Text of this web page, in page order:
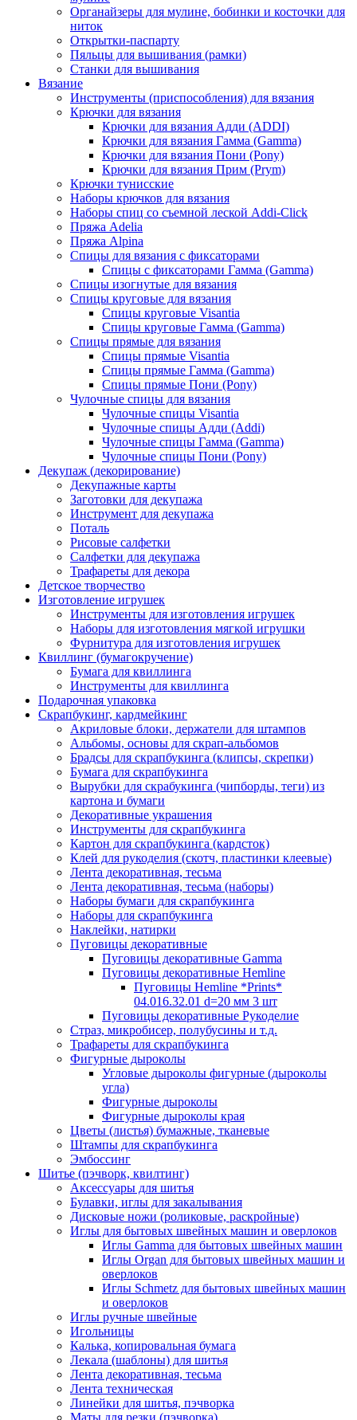
Органайзеры для мулине, бобинки и косточки для
ниток
Открытки-паспарту
Пяльцы для вышивания (рамки)
Станки для вышивания
Вязание
Инструменты (приспособления) для вязания
Крючки для вязания
Крючки для вязания Адди (ADDI)
Крючки для вязания Гамма (Gamma)
Крючки для вязания Пони (Pony)
Крючки для вязания Прим (Prym)
Крючки тунисские
Наборы крючков для вязания
Наборы спиц со съемной леской Addi-Click
Пряжа Adelia
Пряжа Alpina
Спицы для вязания с фиксаторами
Спицы с фиксаторами Гамма (Gamma)
Спицы изогнутые для вязания
Спицы круговые для вязания
Спицы круговые Visantia
Спицы круговые Гамма (Gamma)
Спицы прямые для вязания
Спицы прямые Visantia
Спицы прямые Гамма (Gamma)
Спицы прямые Пони (Pony)
Чулочные спицы для вязания
Чулочные спицы Visantia
Чулочные спицы Адди (Addi)
Чулочные спицы Гамма (Gamma)
Чулочные спицы Пони (Pony)
Декупаж (декорирование)
Декупажные карты
Заготовки для декупажа
Инструмент для декупажа
Поталь
Рисовые салфетки
Салфетки для декупажа
Трафареты для декора
Детское творчество
Изготовление игрушек
Инструменты для изготовления игрушек
Наборы для изготовления мягкой игрушки
Фурнитура для изготовления игрушек
Квиллинг (бумагокручение)
Бумага для квиллинга
Инструменты для квиллинга
Подарочная упаковка
Скрапбукинг, кардмейкинг
Акриловые блоки, держатели для штампов
Альбомы, основы для скрап-альбомов
Брадсы для скрапбукинга (клипсы, скрепки)
Бумага для скрапбукинга
Вырубки для скрабукинга (чипборды, теги) из
картона и бумаги
Декоративные украшения
Инструменты для скрапбукинга
Картон для скрапбукинга (кардсток)
Клей для рукоделия (скотч, пластинки клеевые)
Лента декоративная, тесьма
Лента декоративная, тесьма (наборы)
Наборы бумаги для скрапбукинга
Наборы для скрапбукинга
Наклейки, натирки
Пуговицы декоративные
Пуговицы декоративные Gamma
Пуговицы декоративные Hemline
Пуговицы Hemline *Prints*
04.016.32.01 d=20 мм 3 шт
Пуговицы декоративные Рукоделие
Страз, микробисер, полубусины и т.д.
Трафареты для скрапбукинга
Фигурные дыроколы
Угловые дыроколы фигурные (дыроколы
угла)
Фигурные дыроколы
Фигурные дыроколы края
Цветы (листья) бумажные, тканевые
Штампы для скрапбукинга
Эмбоссинг
Шитье (пэчворк, квилтинг)
Аксессуары для шитья
Булавки, иглы для закалывания
Дисковые ножи (роликовые, раскройные)
Иглы для бытовых швейных машин и оверлоков
Иглы Gamma для бытовых швейных машин
Иглы Organ для бытовых швейных машин и
оверлоков
Иглы Schmetz для бытовых швейных машин
и оверлоков
Иглы ручные швейные
Игольницы
Калька, копировальная бумага
Лекала (шаблоны) для шитья
Лента декоративная, тесьма
Лента техническая
Линейки для шитья, пэчворка
Маты для резки (пэчворка)